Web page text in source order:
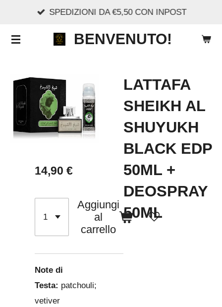
contenuto
BENVENUTO!
SPEDIZIONI DA €5,50 CON INPOST
LATTAFA
SHEIKH AL
SHUYUKH
BLACK EDP
50ML +
DEOSPRAY
50ML
14,90 €
Aggiungi
al
carrello
Note di
Testa: patchouli;
vetiver